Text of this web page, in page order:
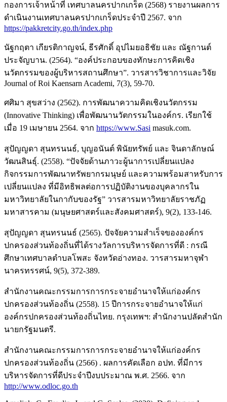
กองการเจ้าหน้าที่ เทศบาลนครปากเกร็ด (2568) รายงานผลการ
ดำเนินงานเทศบาลนครปากเกร็ดประจำปี 2567. จาก
https://pakkretcity.go.th/index.php
นัฐกฤตา เกียรติกาญจน์, ธีรศักดิ์ อุปไมยอธิชัย และ ณัฐกานต์
ประจัญบาน. (2564). “องค์ประกอบของทักษะการคิดเชิง
นวัตกรรมของผู้บริหารสถานศึกษา”. วารสารวิชาการและวิจัย
Journal of Roi Kaensarn Academi, 7(3), 59-70.
ศศิมา สุขสว่าง (2562). การพัฒนาความคิดเชิงนวัตกรรม
(Innovative Thinking) เพื่อพัฒนานวัตกรรมในองค์กร. เรียกใช้
เมื่อ 19 เมษายน 2564. จาก https://www.Sasi masuk.com.
สุปัญญดา สุนทรนนธ์, บุญอนันต์ พินัยทรัพย์ และ จินดาลักษณ์
วัฒนสินธุ์. (2558). “ปัจจัยด้านภาวะผู้นาการเปลี่ยนแปลง
กิจกรรมการพัฒนาทรัพยากรมนุษย์ และความพร้อมสาหรับการ
เปลี่ยนแปลง ที่มีอิทธิพลต่อการปฏิบัติงานของบุคลากรใน
มหาวิทยาลัยในกากับของรัฐ” วารสารมหาวิทยาลัยราชภัฏ
มหาสารคาม (มนุษยศาสตร์และสังคมศาสตร์), 9(2), 133-146.
สุปัญญดา สุนทรนนธ์ (2565). ปัจจัยความสำเร็จขององค์กร
ปกครองส่วนท้องถิ่นที่ได้รางวัลการบริหารจัดการที่ดี : กรณี
ศึกษาเทศบาลตำบลโพสะ จังหวัดอ่างทอง. วารสารมหาจุฬา
นาครทรรศน์, 9(5), 372-389.
สำนักงานคณะกรรมการการกระจายอำนาจให้แก่องค์กร
ปกครองส่วนท้องถิ่น (2558). 15 ปีการกระจายอำนาจให้แก่
องค์กรปกครองส่วนท้องถิ่นไทย. กรุงเทพฯ: สำนักงานปลัดสำนัก
นายกรัฐมนตรี.
สำนักงานคณะกรรมการการกระจายอำนาจให้แก่องค์กร
ปกครองส่วนท้องถิ่น (2566) . ผลการคัดเลือก อปท. ที่มีการ
บริหารจัดการที่ดีประจำปีงบประมาณ พ.ศ. 2566. จาก
http://www.odloc.go.th